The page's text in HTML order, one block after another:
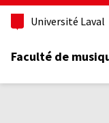
Aller
principal
Université Laval
Faculté de